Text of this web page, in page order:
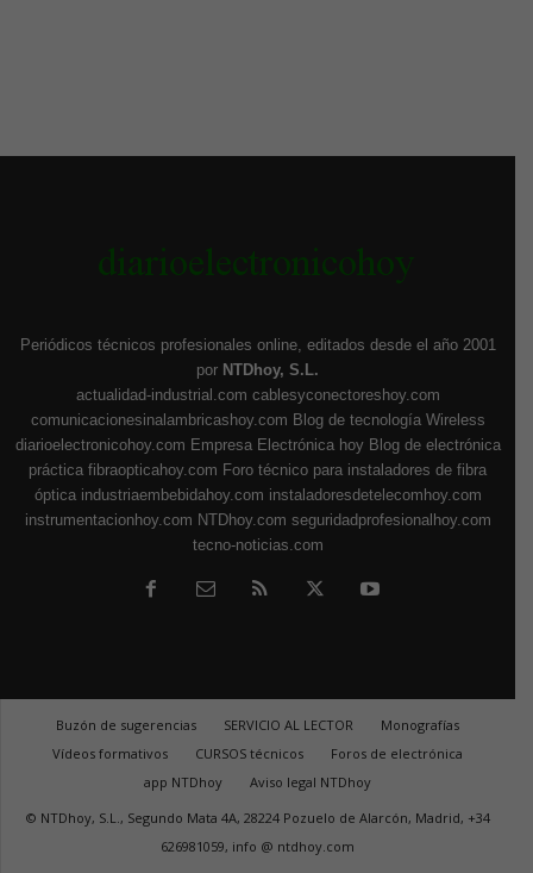
Periódicos técnicos profesionales online, editados desde el año 2001
por NTDhoy, S.L.
actualidad-industrial.com cablesyconectoreshoy.com
comunicacionesinalambricashoy.com Blog de tecnología Wireless
diarioelectronicohoy.com Empresa Electrónica hoy Blog de electrónica
práctica fibraopticahoy.com Foro técnico para instaladores de fibra
óptica industriaembebidahoy.com instaladoresdetelecomhoy.com
instrumentacionhoy.com NTDhoy.com seguridadprofesionalhoy.com
tecno-noticias.com
Buzón de sugerencias SERVICIO AL LECTOR
Monografías
Vídeos formativos
CURSOS técnicos
Foros de electrónica
app NTDhoy
Aviso legal NTDhoy
© NTDhoy, S.L., Segundo Mata 4A, 28224 Pozuelo de Alarcón, Madrid, +34
626981059, info @ ntdhoy.com